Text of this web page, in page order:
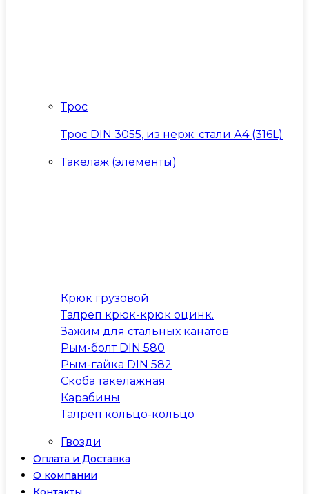
Трос
Трос DIN 3055, из нерж. стали А4 (316L)
Такелаж (элементы)
Крюк грузовой
Талреп крюк-крюк оцинк.
Зажим для стальных канатов
Рым-болт DIN 580
Рым-гайка DIN 582
Скоба такелажная
Карабины
Талреп кольцо-кольцо
Гвозди
Оплата и Доставка
О компании